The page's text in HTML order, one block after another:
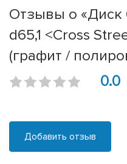
Отзывы о «Диск
d65,1 <Cross
(графит /
0.0
Добавить отзыв